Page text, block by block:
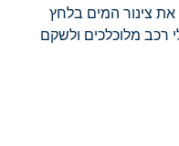
את צינור המים בלחץ
רכב מלוכלכים ולשקם